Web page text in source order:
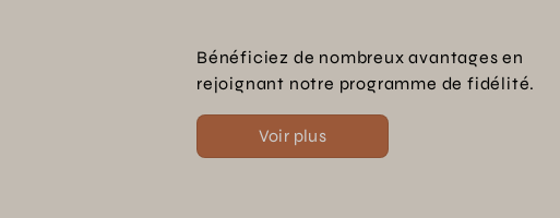
Bénéficiez de nombreux avantages en
rejoignant notre programme de fidélité.
Voir plus